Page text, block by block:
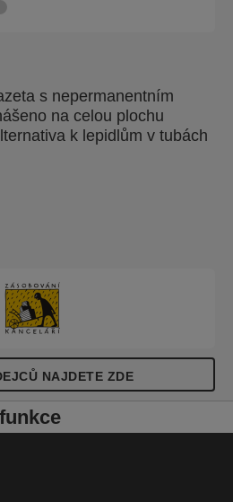
s nepermanentním
na celou plochu
k lepidlům v tubách
NAJDETE ZDE